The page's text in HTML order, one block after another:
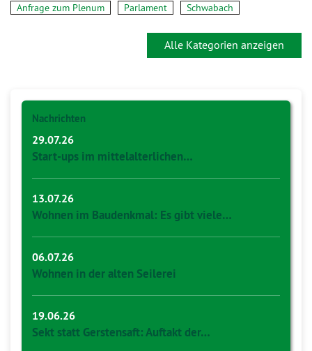
Anfrage zum Plenum Parlament Schwabach
Alle Kategorien anzeigen
Nachrichten
29.07.26
Start-ups im mittelalterlichen…
13.07.26
Wohnen im Baudenkmal: Es gibt viele…
06.07.26
Wohnen in der alten Seilerei
19.06.26
Sekt statt Gerstensaft: Auftakt der…